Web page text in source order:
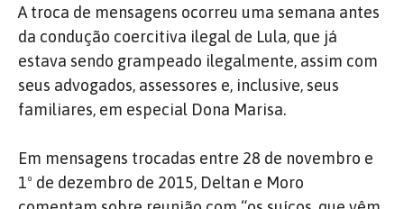
A troca de mensagens ocorreu uma semana antes
da condução coercitiva ilegal de Lula, que já
estava sendo grampeado ilegalmente, assim com
seus advogados, assessores e, inclusive, seus
familiares, em especial Dona Marisa.
Em mensagens trocadas entre 28 de novembro e
1º de dezembro de 2015, Deltan e Moro